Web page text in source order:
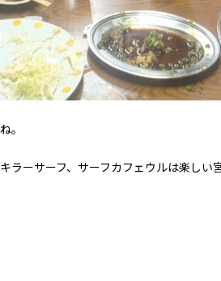
。
ラーサーフ、サーフカフェウルは楽し